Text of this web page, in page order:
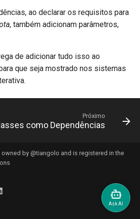
ao declarar os requisitos para
, também adicionam parâmetros,
de adicionar tudo isso ao
que seja mostrado nos sistemas
Próximo
como Dependências
owned by @tiangolo and is registered in the